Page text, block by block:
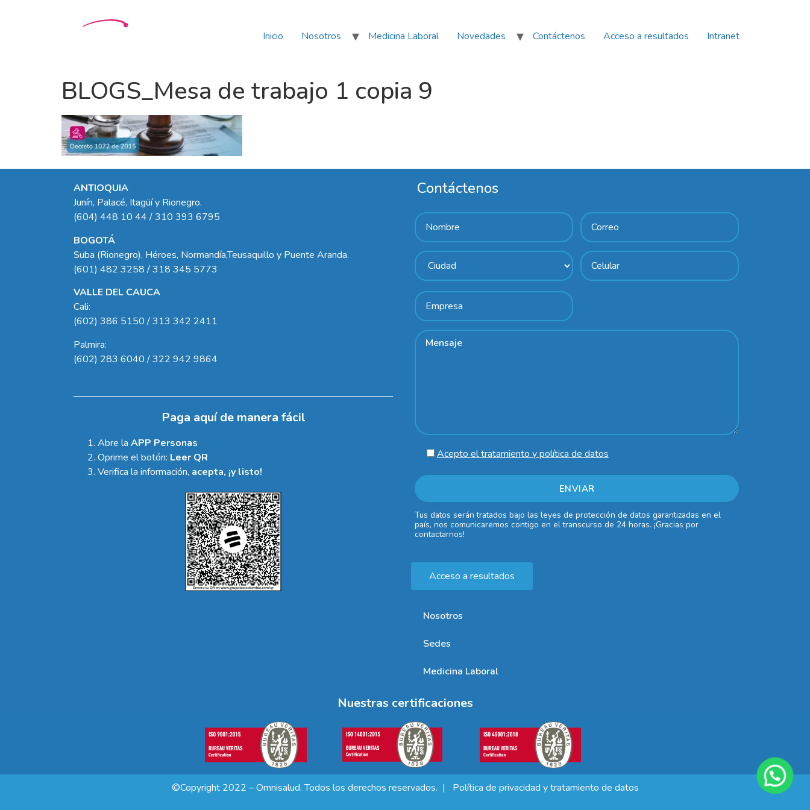
Inicio Nosotros Medicina Laboral Novedades Contáctenos Acceso a resultados Intranet
BLOGS_Mesa de trabajo 1 copia 9
ANTIOQUIA
Junín, Palacé, Itagüí y Rionegro.
(604) 448 10 44 / 310 393 6795
BOGOTÁ
Suba (Rionegro), Héroes, Normandía,Teusaquillo y Puente Aranda.
(601) 482 3258 / 318 345 5773
VALLE DEL CAUCA
Cali:
(602) 386 5150 / 313 342 2411
Palmira:
(602) 283 6040 / 322 942 9864
Paga aquí de manera fácil
Abre la APP Personas
Oprime el botón: Leer QR
Verifica la información, acepta, ¡y listo!
Contáctenos
Acepto el tratamiento y política de datos
Tus datos serán tratados bajo las leyes de protección de datos garantizadas en el
país, nos comunicaremos contigo en el transcurso de 24 horas. ¡Gracias por
contactarnos!
Acceso a resultados
Nosotros
Sedes
Medicina Laboral
Nuestras certificaciones
©Copyright 2022 – Omnisalud. Todos los derechos reservados. | Política de privacidad y tratamiento de datos